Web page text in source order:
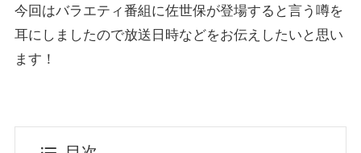
今回はバラエティ番組に佐世保が登場すると言う噂を
耳にしましたので放送日時などをお伝えしたいと思い
ます！